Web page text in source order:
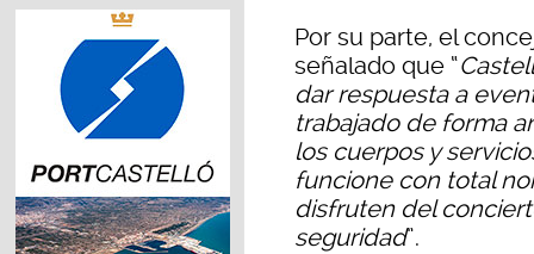
Por su parte, el
señalado que “
dar respuesta a
trabajado de forma
los cuerpos y
funcione con total
disfruten del
seguridad”.